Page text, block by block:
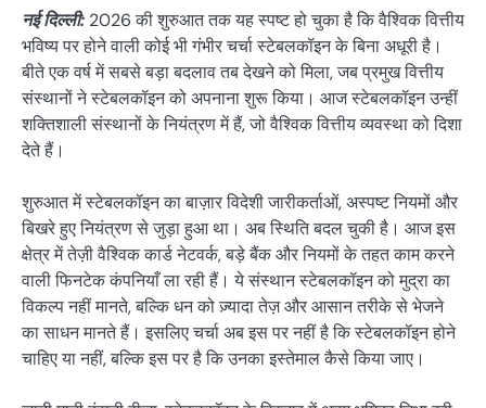
नई दिल्ली: 2026 की शुरुआत तक यह स्पष्ट हो चुका है कि वैश्विक वित्तीय
भविष्य पर होने वाली कोई भी गंभीर चर्चा स्टेबलकॉइन के बिना अधूरी है।
बीते एक वर्ष में सबसे बड़ा बदलाव तब देखने को मिला, जब प्रमुख वित्तीय
संस्थानों ने स्टेबलकॉइन को अपनाना शुरू किया। आज स्टेबलकॉइन उन्हीं
शक्तिशाली संस्थानों के नियंत्रण में हैं, जो वैश्विक वित्तीय व्यवस्था को दिशा
देते हैं।
शुरुआत में स्टेबलकॉइन का बाज़ार विदेशी जारीकर्ताओं, अस्पष्ट नियमों और
बिखरे हुए नियंत्रण से जुड़ा हुआ था। अब स्थिति बदल चुकी है। आज इस
क्षेत्र में तेज़ी वैश्विक कार्ड नेटवर्क, बड़े बैंक और नियमों के तहत काम करने
वाली फिनटेक कंपनियाँ ला रही हैं। ये संस्थान स्टेबलकॉइन को मुद्रा का
विकल्प नहीं मानते, बल्कि धन को ज़्यादा तेज़ और आसान तरीके से भेजने
का साधन मानते हैं। इसलिए चर्चा अब इस पर नहीं है कि स्टेबलकॉइन होने
चाहिए या नहीं, बल्कि इस पर है कि उनका इस्तेमाल कैसे किया जाए।